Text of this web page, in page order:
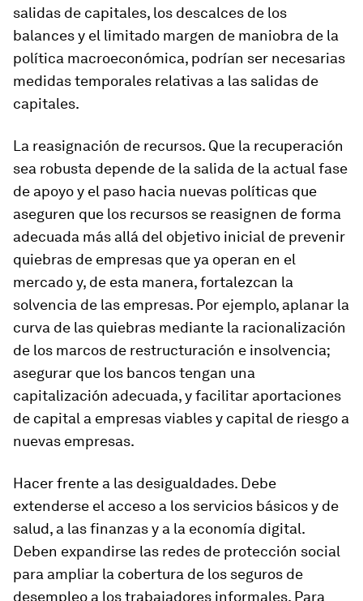
salidas de capitales, los descalces de los
balances y el limitado margen de maniobra de la
política macroeconómica, podrían ser necesarias
medidas temporales relativas a las salidas de
capitales.
La reasignación de recursos. Que la recuperación
sea robusta depende de la salida de la actual fase
de apoyo y el paso hacia nuevas políticas que
aseguren que los recursos se reasignen de forma
adecuada más allá del objetivo inicial de prevenir
quiebras de empresas que ya operan en el
mercado y, de esta manera, fortalezcan la
solvencia de las empresas. Por ejemplo, aplanar la
curva de las quiebras mediante la racionalización
de los marcos de restructuración e insolvencia;
asegurar que los bancos tengan una
capitalización adecuada, y facilitar aportaciones
de capital a empresas viables y capital de riesgo a
nuevas empresas.
Hacer frente a las desigualdades. Debe
extenderse el acceso a los servicios básicos y de
salud, a las finanzas y a la economía digital.
Deben expandirse las redes de protección social
para ampliar la cobertura de los seguros de
desempleo a los trabajadores informales. Para